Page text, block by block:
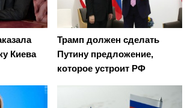
Киева
Трамп должен сделать
Путину предложение,
которое устроит РФ